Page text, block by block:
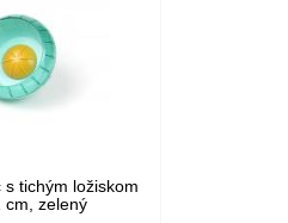
tichým ložiskom
cm, zelený